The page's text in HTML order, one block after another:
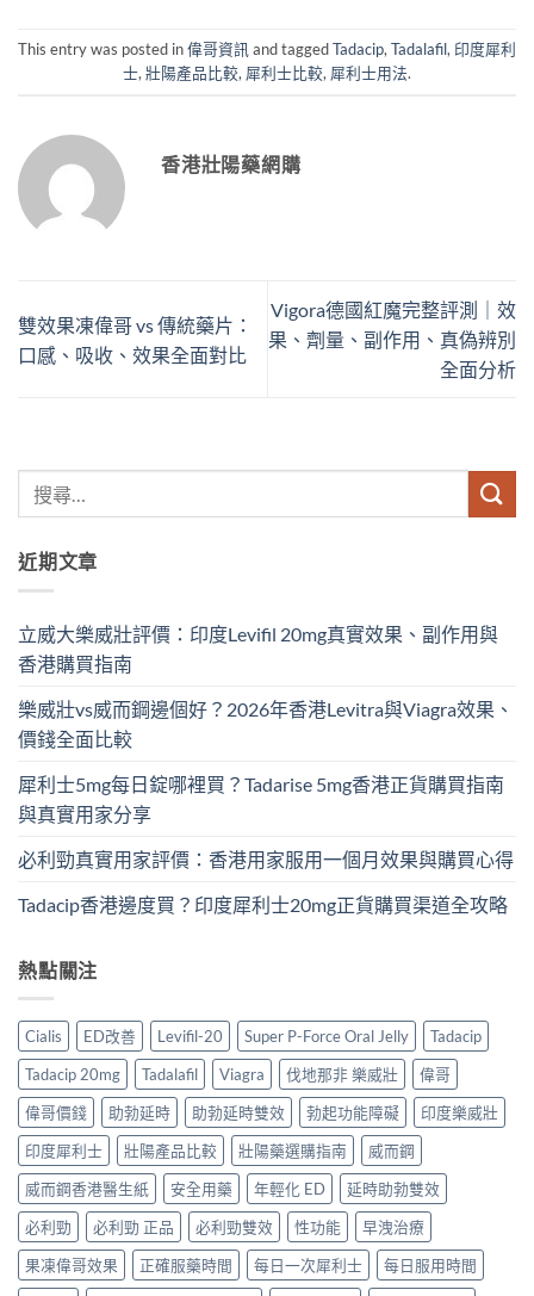
This entry was posted in偉哥資訊and taggedTadacip,Tadalafil,印度犀利
士,壯陽產品比較, 犀利士比較, 犀利士用法.
香港壯陽藥網購
雙效果凍偉哥 vs 傳統藥片：
口感、吸收、效果全面對比
Vigora德國紅魔完整評測｜效
果、劑量、副作用、真偽辨別
全面分析
近期文章
立威大樂威壯評價：印度Levifil 20mg真實效果、副作用與
香港購買指南
樂威壯vs威而鋼邊個好？2026年香港Levitra與Viagra效果、
價錢全面比較
犀利士5mg每日錠哪裡買？Tadarise 5mg香港正貨購買指南
與真實用家分享
必利勁真實用家評價：香港用家服用一個月效果與購買心得
Tadacip香港邊度買？印度犀利士20mg正貨購買渠道全攻略
熱點關注
Cialis ED改善 Levifil-20 Super P-Force Oral Jelly
Tadacip
Tadacip 20mg
Tadalafil Viagra 伐地那非 樂威壯
偉哥
偉哥價錢
助勃延時 助勃延時雙效 勃起功能障礙
印度樂威壯
印度犀利士
壯陽產品比較 壯陽藥選購指南
威而鋼
威而鋼香港醫生紙
安全用藥 年輕化 ED
延時助勃雙效
必利勁
必利勁 正品 必利勁雙效 性功能
早洩治療
果凍偉哥效果
正確服藥時間 每日一次犀利士
每日服用時間